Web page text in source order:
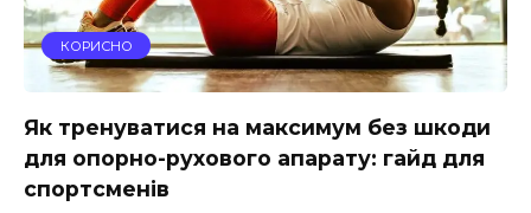
КОРИСНО
Як тренуватися на максимум без шкоди
для опорно-рухового апарату: гайд для
спортсменів